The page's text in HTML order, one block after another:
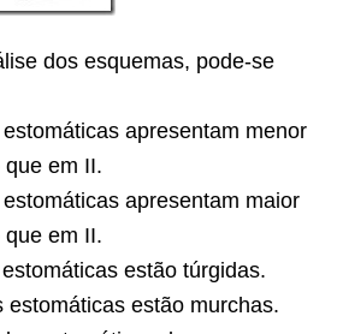
dos esquemas, pode-se
apresentam menor
em II.
apresentam maior
em II.
estão túrgidas.
estomáticas estão murchas.